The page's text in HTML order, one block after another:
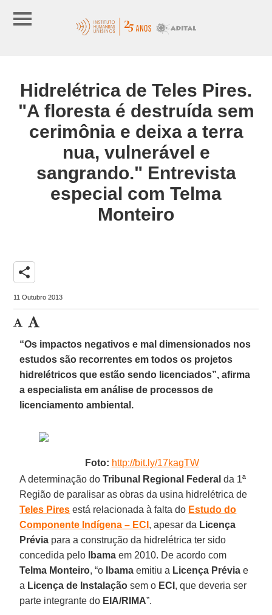
Hidrelétrica de Teles Pires.
"A floresta é destruída sem
cerimônia e deixa a terra
nua, vulnerável e
sangrando." Entrevista
especial com Telma
Monteiro
share
11 Outubro 2013
“Os impactos negativos e mal dimensionados nos
estudos são recorrentes em todos os projetos
hidrelétricos que estão sendo licenciados”, afirma
a especialista em análise de processos de
licenciamento ambiental.
Foto: http://bit.ly/17kagTW
A determinação doTribunal Regional Federal da 1ª
Região de paralisar as obras da usina hidrelétrica de
Teles Pires está relacionada à falta do Estudo do
Componente Indígena – ECI , apesar da Licença
Prévia para a construção da hidrelétrica ter sido
concedida pelo
Ibama em 2010. De acordo com
Telma Monteiro, “o Ibama emitiu a Licença Prévia e
a Licença de Instalação sem o ECI , que deveria ser
parte integrante do EIA/RIMA”.